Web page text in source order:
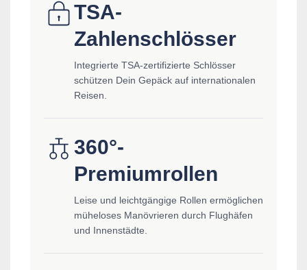
TSA-
Zahlenschlösser
Integrierte TSA-zertifizierte Schlösser
schützen Dein Gepäck auf internationalen
Reisen.
360°-
Premiumrollen
Leise und leichtgängige Rollen ermöglichen
müheloses Manövrieren durch Flughäfen
und Innenstädte.